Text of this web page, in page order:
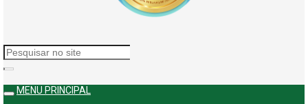
MENU PRINCIPAL